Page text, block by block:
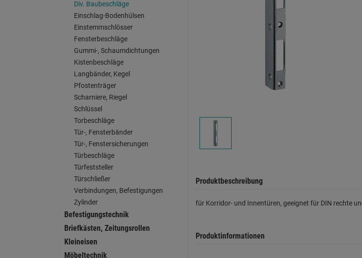
Div. Baubeschläge
Einschlag-Bodenhülsen
Einstemmschlösser
Fensterbeschläge
Gummi-, Schaumdichtungen
Kistenbeschläge
Langbänder, Kegel
Pfostenträger
Scharniere, Riegel
Schlüssel
Torbeschläge
Tür-, Fensterbänder
Tür-, Fenstersicherungen
Türbeschläge
Türfeststeller
Türschließer
Verbindungen, Befestigungen
Zylinder
Befestigungstechnik
Briefkästen, Zeitungsrollen
Kleineisen
Möbeltechnik
Produktbeschreibung
für Korridor- und Innentüren, geeignet für DIN rechte
Produktinformationen